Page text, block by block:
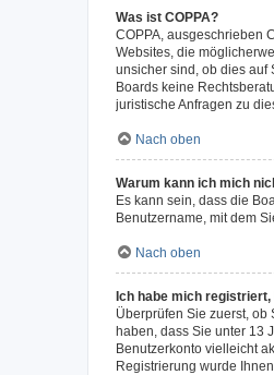
Was ist COPPA?
COPPA, ausgeschrieben
Websites, die
unsicher sind, ob dies auf
Boards keine
juristische Anfragen zu
Nach oben
Warum kann ich mich
Es kann sein, dass die
Benutzername, mit dem
Nach oben
Ich habe mich
Überprüfen Sie zuerst,
haben, dass Sie unter 13
Benutzerkonto vielleicht
Registrierung wurde